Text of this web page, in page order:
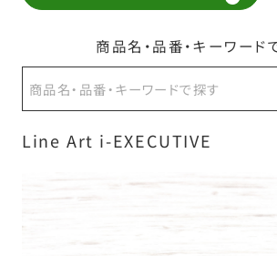
商品名・品番・キーワード
Line Art i-EXECUTIVE